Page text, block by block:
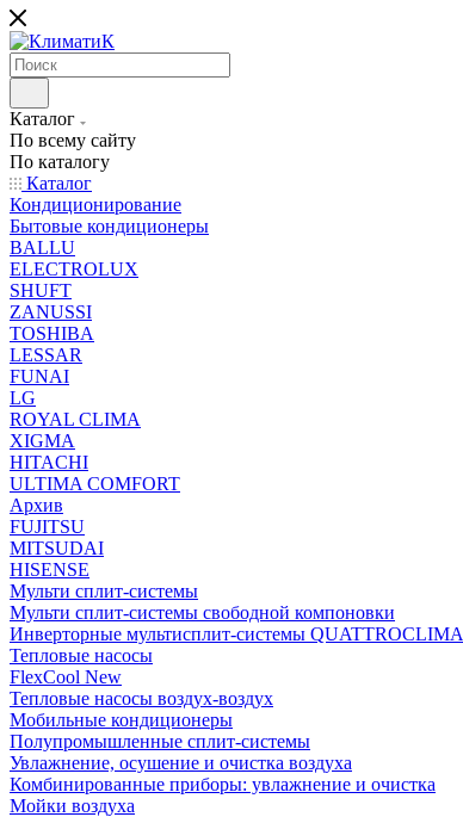
Каталог
По всему сайту
По каталогу
Каталог
Кондиционирование
Бытовые кондиционеры
BALLU
ELECTROLUX
SHUFT
ZANUSSI
TOSHIBA
LESSAR
FUNAI
LG
ROYAL CLIMA
XIGMA
HITACHI
ULTIMA COMFORT
Архив
FUJITSU
MITSUDAI
HISENSE
Мульти сплит-системы
Мульти сплит-системы свободной компоновки
Инверторные мультисплит-системы QUATTROCLIMA
Тепловые насосы
FlexCool New
Тепловые насосы воздух-воздух
Мобильные кондиционеры
Полупромышленные сплит-системы
Увлажнение, осушение и очистка воздуха
Комбинированные приборы: увлажнение и очистка
Мойки воздуха